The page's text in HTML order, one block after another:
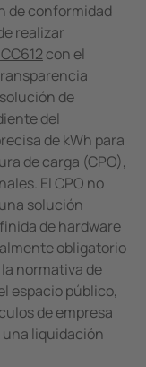
de conformidad
realizar
con el
de
del
de kWh para
de carga (CPO),
El CPO no
solución
de hardware
obligatorio
normativa de
espacio público,
de empresa
una liquidación